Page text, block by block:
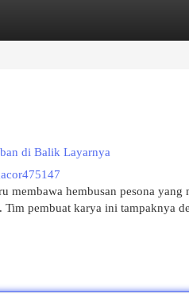
di Balik Layarnya
membawa hembusan pesona
pembuat karya ini tampaknya